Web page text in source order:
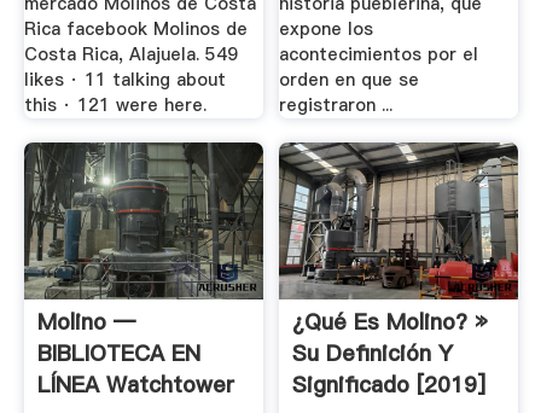
Rica facebook Molinos de
Costa Rica, Alajuela. 549
likes · 11 talking about
this · 121 were here.
expone los
acontecimientos por el
orden en que se
registraron ...
Molino —
BIBLIOTECA EN
LÍNEA Watchtower
¿Qué Es Molino? »
Su Definición Y
Significado [2019]